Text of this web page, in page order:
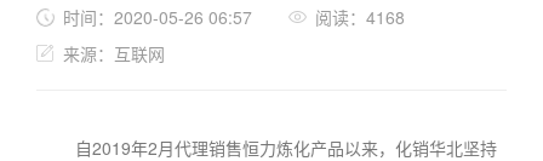
时间：2020-05-26 06:57
阅读：4168
来源：互联网
自2019年2月代理销售恒力炼化产品以来，化销华北坚持